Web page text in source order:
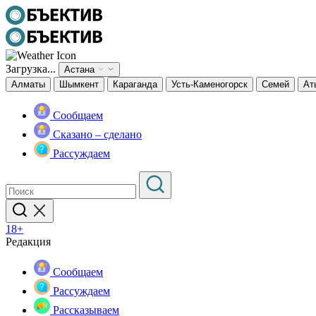
Загрузка...
Астана
Алматы
Шымкент Караганда Усть-Каменогорск Семей
Сообщаем
Сказано – сделано
Рассуждаем
18+
Редакция
Сообщаем
Рассуждаем
Рассказываем